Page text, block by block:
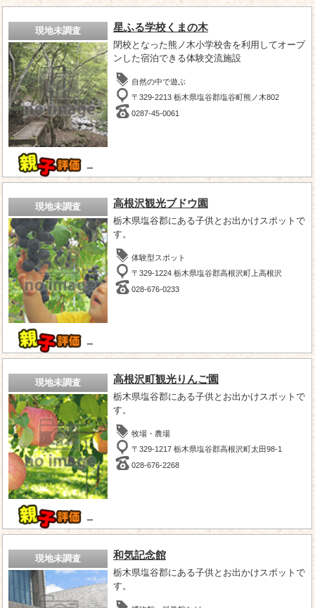
現地未調査
－
星ふる学校くまの木
閉校となった熊ノ木小学校舎を利用してオープ
ンした宿泊できる体験交流施設
自然の中で遊ぶ
〒329-2213 栃木県塩谷郡塩谷町熊ノ木802
0287-45-0061
現地未調査
－
高根沢観光ブドウ園
栃木県塩谷郡にある子供とお出かけスポットで
す。
体験型スポット
〒329-1224 栃木県塩谷郡高根沢町上高根沢
028-676-0233
現地未調査
－
高根沢町観光りんご園
栃木県塩谷郡にある子供とお出かけスポットで
す。
牧場・農場
〒329-1217 栃木県塩谷郡高根沢町太田98-1
028-676-2268
現地未調査 和気記念館
栃木県塩谷郡にある子供とお出かけスポットで
す。